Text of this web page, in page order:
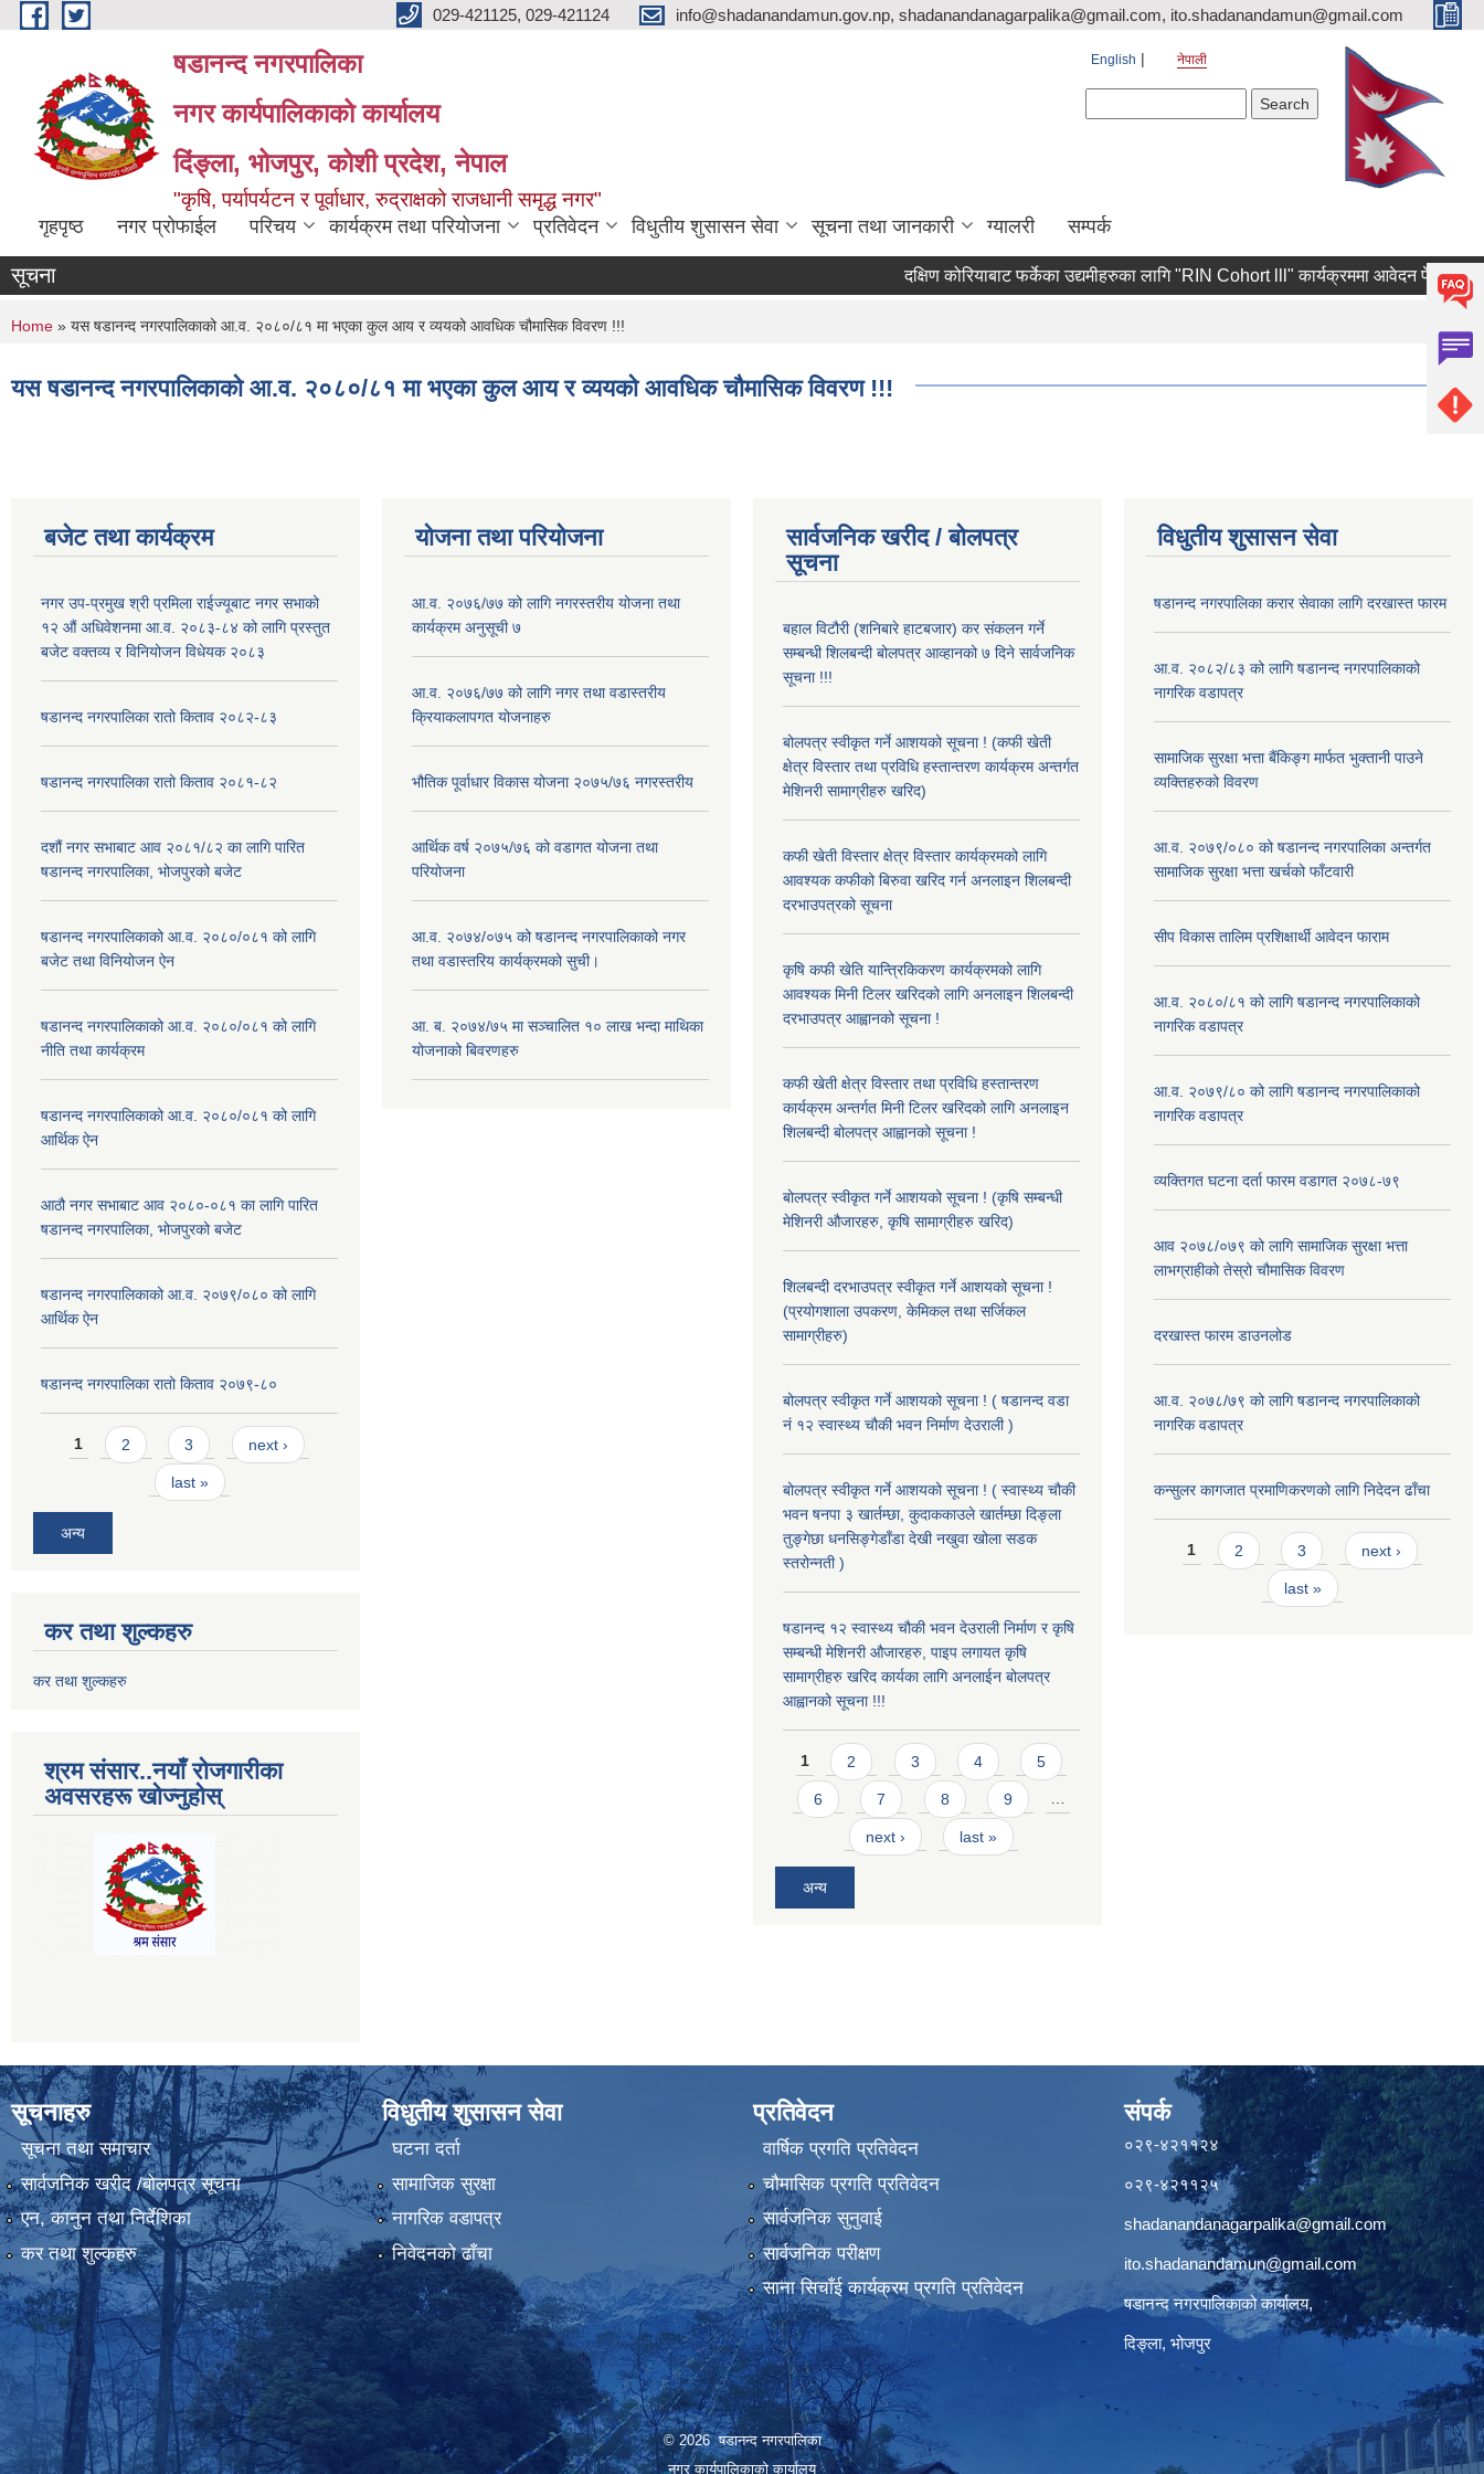
Skip to main content 029-421125, 029-421124 info@shadanandamun.gov.np, shadanandanagarpalika@gmail.com, ito.shadanandamun@gmail.com
षडानन्द नगरपालिका
नगर कार्यपालिकाको कार्यालय
दिंङ्ला, भोजपुर, कोशी प्रदेश, नेपाल
"कृषि, पर्यापर्यटन र पूर्वाधार, रुद्राक्षको राजधानी समृद्ध नगर"
English नेपाली
गृहपृष्ठ नगर प्रोफाईल परिचय कार्यक्रम तथा परियोजना प्रतिवेदन विधुतीय शुसासन सेवा सूचना तथा जानकारी ग्यालरी सम्पर्क
सूचना दक्षिण कोरियाबाट फर्केका उद्यमीहरुका लागि "RIN Cohort lll" कार्यक्रममा आवेदन पेश गर्ने
You are here
Home » यस षडानन्द नगरपालिकाको आ.व. २०८०/८१ मा भएका कुल आय र व्ययको आवधिक चौमासिक विवरण !!!
यस षडानन्द नगरपालिकाको आ.व. २०८०/८१ मा भएका कुल आय र व्ययको आवधिक चौमासिक विवरण !!!
बजेट तथा कार्यक्रम
नगर उप-प्रमुख श्री प्रमिला राईज्यूबाट नगर सभाको
१२ ‍औं अधिवेशनमा आ.व. २०८३-८४ को लागि प्रस्तुत
बजेट वक्तव्य र विनियोजन विधेयक २०८३
षडानन्द नगरपालिका रातो किताव २०८२-८३
षडानन्द नगरपालिका रातो किताव २०८१-८२
दशौं नगर सभाबाट आव २०८१/८२ का लागि पारित
षडानन्द नगरपालिका, भोजपुरको बजेट
षडानन्द नगरपालिकाको आ.व. २०८०/०८१ को लागि
बजेट तथा विनियोजन ऐन
षडानन्द नगरपालिकाको आ.व. २०८०/०८१ को लागि
नीति तथा कार्यक्रम
षडानन्द नगरपालिकाको आ.व. २०८०/०८१ को लागि
आर्थिक ऐन
आठौ नगर सभाबाट आव २०८०-०८१ का लागि पारित
षडानन्द नगरपालिका, भोजपुरको बजेट
षडानन्द नगरपालिकाको आ.व. २०७९/०८० को लागि
आर्थिक ऐन
षडानन्द नगरपालिका रातो किताव २०७९-८०
Pages
1 2 3 next ›
last »
अन्य
कर तथा शुल्कहरु
कर तथा शुल्कहरु
श्रम संसार..नयाँ रोजगारीका
अवसरहरू खोज्नुहोस्
योजना तथा परियोजना
आ.व. २०७६/७७ को लागि नगरस्तरीय योजना तथा
कार्यक्रम अनुसूची ७
आ.व. २०७६/७७ को लागि नगर तथा वडास्तरीय
क्रियाकलापगत योजनाहरु
भौतिक पूर्वाधार विकास योजना २०७५/७६ नगरस्तरीय
आर्थिक वर्ष २०७५/७६ को वडागत योजना तथा
परियोजना
आ.व. २०७४/०७५ को षडानन्द नगरपालिकाको नगर
तथा वडास्तरिय कार्यक्रमको सुची।
आ. ब. २०७४/७५ मा सञ्चालित १० लाख भन्दा माथिका
योजनाको बिवरणहरु
सार्वजनिक खरीद / बोलपत्र
सूचना
बहाल विटौरी (शनिबारे हाटबजार) कर संकलन गर्ने
सम्बन्धी शिलबन्दी बोलपत्र आव्हानको ७ दिने सार्वजनिक
सूचना !!!
बोलपत्र स्वीकृत गर्ने आशयको सूचना ! (कफी खेती
क्षेत्र विस्तार तथा प्रविधि हस्तान्तरण कार्यक्रम अन्तर्गत
मेशिनरी सामाग्रीहरु खरिद)
कफी खेती विस्तार क्षेत्र विस्तार कार्यक्रमको लागि
आवश्यक कफीको बिरुवा खरिद गर्न अनलाइन शिलबन्दी
दरभाउपत्रको सूचना
कृषि कफी खेति यान्त्रिकिकरण कार्यक्रमको लागि
आवश्यक मिनी टिलर खरिदको लागि अनलाइन शिलबन्दी
दरभाउपत्र आह्वानको सूचना !
कफी खेती क्षेत्र विस्तार तथा प्रविधि हस्तान्तरण
कार्यक्रम अन्तर्गत मिनी टिलर खरिदको लागि अनलाइन
शिलबन्दी बोलपत्र आह्वानको सूचना !
बोलपत्र स्वीकृत गर्ने आशयको सूचना ! (कृषि सम्बन्धी
मेशिनरी औजारहरु, कृषि सामाग्रीहरु खरिद)
शिलबन्दी दरभाउपत्र स्वीकृत गर्ने आशयको सूचना !
(प्रयोगशाला उपकरण, केमिकल तथा सर्जिकल
सामाग्रीहरु)
बोलपत्र स्वीकृत गर्ने आशयको सूचना ! ( षडानन्द वडा
नं १२ स्वास्थ्य चौकी भवन निर्माण देउराली )
बोलपत्र स्वीकृत गर्ने आशयको सूचना ! ( स्वास्थ्य चौकी
भवन षनपा ३ खार्तम्छा, कुदाककाउले खार्तम्छा दिङ्ला
तुङ्गेछा धनसिङ्गेडाँडा देखी नखुवा खोला सडक
स्तरोन्नती )
षडानन्द १२ स्वास्थ्य चौकी भवन देउराली निर्माण र कृषि
सम्बन्धी मेशिनरी औजारहरु, पाइप लगायत कृषि
सामाग्रीहरु खरिद कार्यका लागि अनलाईन बोलपत्र
आह्वानको सूचना !!!
Pages
1 2 3 4 5
6 7 8 9 …
next › last »
अन्य
विधुतीय शुसासन सेवा
षडानन्द नगरपालिका करार सेवाका लागि दरखास्त फारम
आ.व. २०८२/८३ को लागि षडानन्द नगरपालिकाको
नागरिक वडापत्र
सामाजिक सुरक्षा भत्ता बैंकिङ्ग मार्फत भुक्तानी पाउने
व्यक्तिहरुको विवरण
आ.व. २०७९/०८० को षडानन्द नगरपालिका अन्तर्गत
सामाजिक सुरक्षा भत्ता खर्चको फाँटवारी
सीप विकास तालिम प्रशिक्षार्थी आवेदन फाराम
आ.व. २०८०/८१ को लागि षडानन्द नगरपालिकाको
नागरिक वडापत्र
आ.व. २०७९/८० को लागि षडानन्द नगरपालिकाको
नागरिक वडापत्र
व्यक्तिगत घटना दर्ता फारम वडागत २०७८-७९
आव २०७८/०७९ को लागि सामाजिक सुरक्षा भत्ता
लाभग्राहीको तेस्रो चौमासिक विवरण
दरखास्त फारम डाउनलोड
आ.व. २०७८/७९ को लागि षडानन्द नगरपालिकाको
नागरिक वडापत्र
कन्सुलर कागजात प्रमाणिकरणको लागि निदेदन ढाँचा
Pages
1 2 3 next ›
last »
सूचनाहरु
सूचना तथा समाचार
सार्वजनिक खरीद /बोलपत्र सूचना
एन, कानुन तथा निर्देशिका
कर तथा शुल्कहरु
विधुतीय शुसासन सेवा
घटना दर्ता
सामाजिक सुरक्षा
नागरिक वडापत्र
निवेदनको ढाँचा
प्रतिवेदन
वार्षिक प्रगति प्रतिवेदन
चौमासिक प्रगति प्रतिवेदन
सार्वजनिक सुनुवाई
सार्वजनिक परीक्षण
साना सिचाँई कार्यक्रम प्रगति प्रतिवेदन
संपर्क
०२९-४२११२४
०२९-४२११२५
shadanandanagarpalika@gmail.com
ito.shadanandamun@gmail.com
षडानन्द नगरपालिकाको कार्यालय,
दिङ्ला, भोजपुर
© 2026 षडानन्द नगरपालिका
नगर कार्यपालिकाको कार्यालय